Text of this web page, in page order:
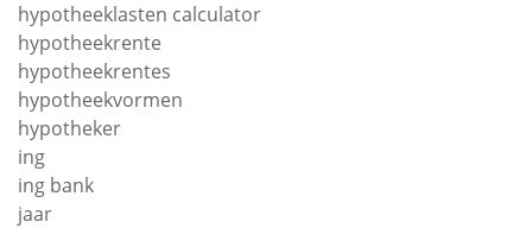
hypotheeklasten calculator
hypotheekrente
hypotheekrentes
hypotheekvormen
hypotheker
ing
ing bank
jaar